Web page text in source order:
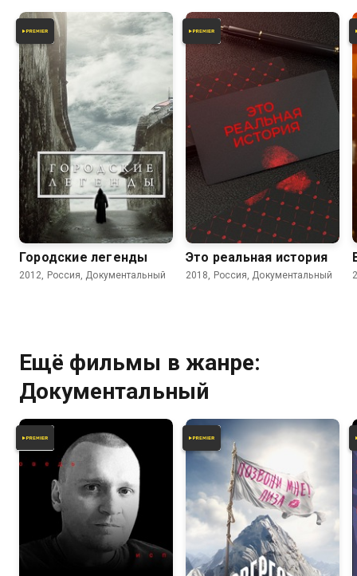
4.7
Городские легенды
2012, Россия, Документальный
Это реальная история
2018, Россия, Документальный
Ещё фильмы в жанре:
Документальный